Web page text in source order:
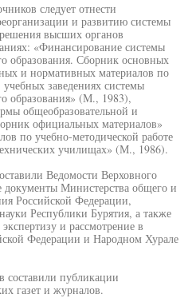
следует отнести
и развитию системы
высших органов
«Финансирование системы
образования. Сборник основных
и нормативных материалов по
заведениях системы
образования» (М., 1983),
общеобразовательной и
официальных материалов»
по учебно-методической работе
училищах» (М., 1986).
Ведомости Верховного
Министерства общего и
Российской Федерации,
Республики Бурятия, а также
и рассмотрение в
Федерации и Народном Хурале
составили публикации
газет и журналов.